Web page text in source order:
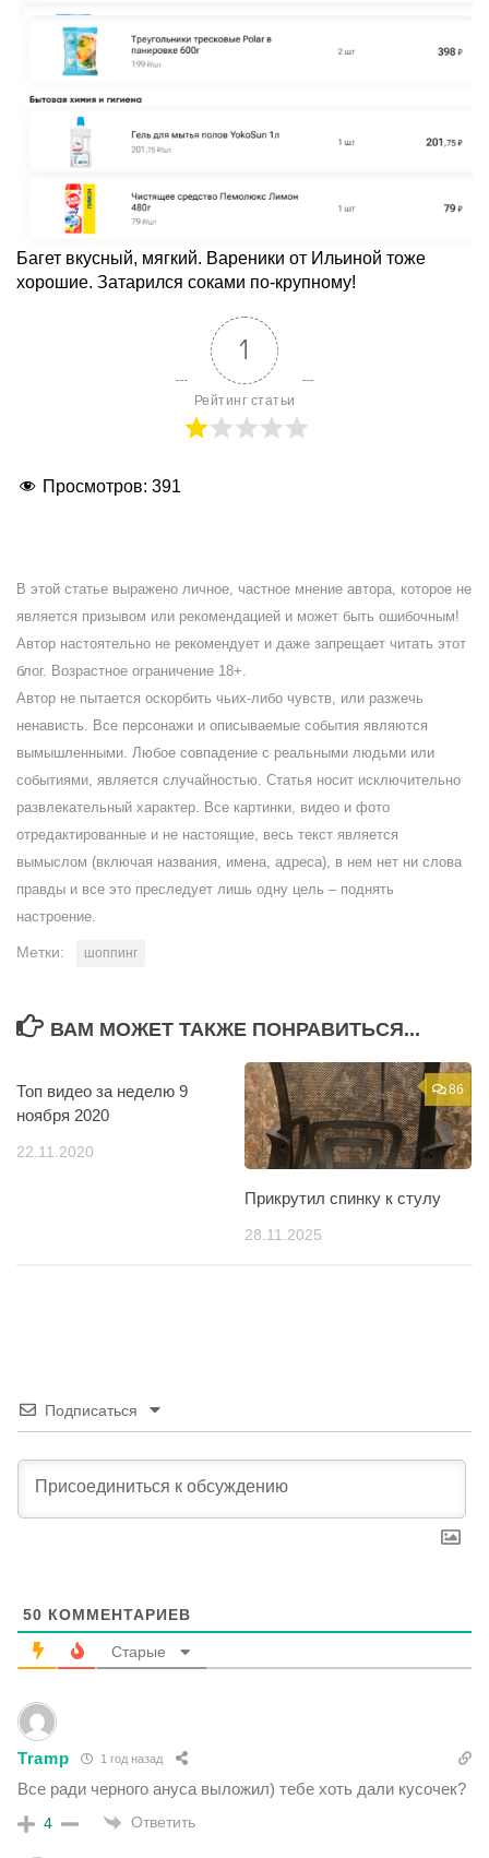
Багет вкусный, мягкий. Вареники от Ильиной тоже
хорошие. Затарился соками по-крупному!
1
Рейтинг статьи
Просмотров: 391
В этой статье выражено личное, частное мнение автора, которое не
является призывом или рекомендацией и может быть ошибочным!
Автор настоятельно не рекомендует и даже запрещает читать этот
блог. Возрастное ограничение 18+.
Автор не пытается оскорбить чьих-либо чувств, или разжечь
ненависть. Все персонажи и описываемые события являются
вымышленными. Любое совпадение с реальными людьми или
событиями, является случайностью. Статья носит исключительно
развлекательный характер. Все картинки, видео и фото
отредактированные и не настоящие, весь текст является
вымыслом (включая названия, имена, адреса), в нем нет ни слова
правды и все это преследует лишь одну цель – поднять
настроение.
Метки: шоппинг
ВАМ МОЖЕТ ТАКЖЕ ПОНРАВИТЬСЯ...
Топ видео за неделю 9
ноября 2020
22.11.2020
86
Прикрутил спинку к стулу
28.11.2025
Подписаться
50 КОММЕНТАРИЕВ
Старые
Tramp 1 год назад
Все ради черного ануса выложил) тебе хоть дали кусочек?
4 Ответить